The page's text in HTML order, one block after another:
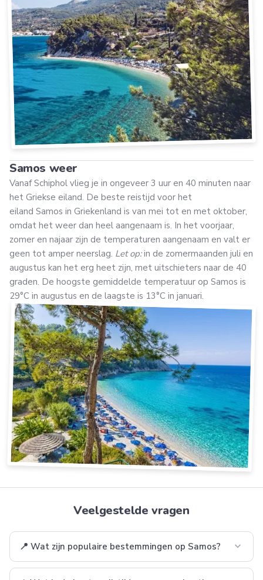
Samos weer
Vanaf Schiphol vlieg je in ongeveer 3 uur en 40 minuten naar
het Griekse eiland. De beste reistijd voor het
eiland Samos in Griekenland is van mei tot en met oktober,
omdat het weer dan heel aangenaam is. In het voorjaar,
zomer en najaar zijn de temperaturen aangenaam en valt er
geen tot amper neerslag. Let op:in de zomermaanden juli en
augustus kan het erg heet zijn, met uitschieters naar de 40
graden. De hoogste gemiddelde temperatuur op Samos is
29°C in augustus en de laagste is 13°C in januari.
Veelgestelde vragen
📍 Wat zijn populaire bestemmingen op Samos? expand_more